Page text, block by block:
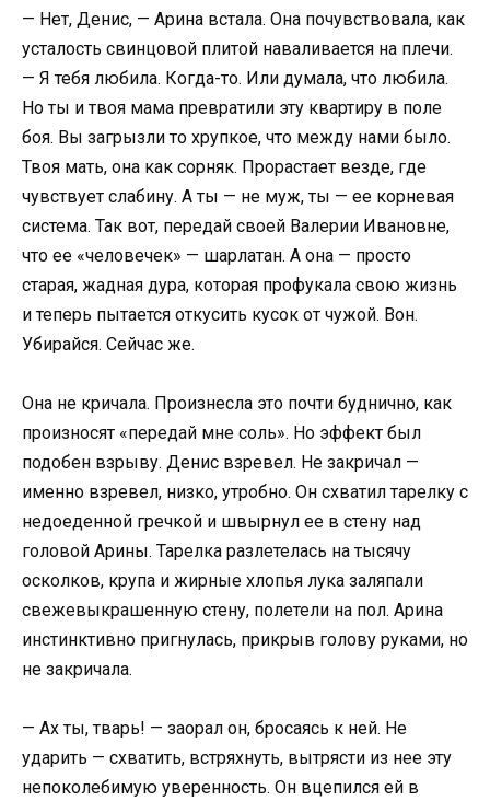
— Нет, Денис, — Арина встала. Она почувствовала, как
усталость свинцовой плитой наваливается на плечи.
— Я тебя любила. Когда-то. Или думала, что любила.
Но ты и твоя мама превратили эту квартиру в поле
боя. Вы загрызли то хрупкое, что между нами было.
Твоя мать, она как сорняк. Прорастает везде, где
чувствует слабину. А ты — не муж, ты — ее корневая
система. Так вот, передай своей Валерии Ивановне,
что ее «человечек» — шарлатан. А она — просто
старая, жадная дура, которая профукала свою жизнь
и теперь пытается откусить кусок от чужой. Вон.
Убирайся. Сейчас же.
Она не кричала. Произнесла это почти буднично, как
произносят «передай мне соль». Но эффект был
подобен взрыву. Денис взревел. Не закричал —
именно взревел, низко, утробно. Он схватил тарелку с
недоеденной гречкой и швырнул ее в стену над
головой Арины. Тарелка разлетелась на тысячу
осколков, крупа и жирные хлопья лука заляпали
свежевыкрашенную стену, полетели на пол. Арина
инстинктивно пригнулась, прикрыв голову руками, но
не закричала.
— Ах ты, тварь! — заорал он, бросаясь к ней. Не
ударить — схватить, встряхнуть, вытрясти из нее эту
непоколебимую уверенность. Он вцепился ей в